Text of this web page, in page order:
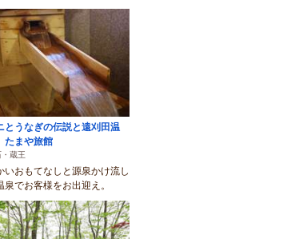
とうなぎの伝説と遠刈田温
まや旅館
蔵王
いおもてなしと源泉かけ流し
泉でお客様をお出迎え。